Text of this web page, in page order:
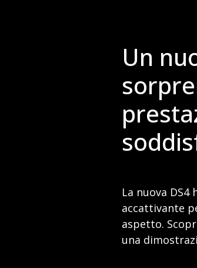
Un
La nuova DS4
accattivante
aspetto.
una